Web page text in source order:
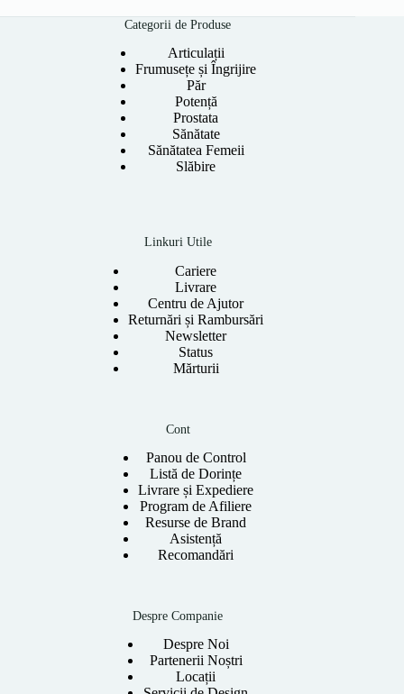
Categorii de Produse
Articulații
Frumusețe și Îngrijire
Păr
Potență
Prostata
Sănătate
Sănătatea Femeii
Slăbire
Linkuri Utile
Cariere
Livrare
Centru de Ajutor
Returnări și Rambursări
Newsletter
Status
Mărturii
Cont
Panou de Control
Listă de Dorințe
Livrare și Expediere
Program de Afiliere
Resurse de Brand
Asistență
Recomandări
Despre Companie
Despre Noi
Partenerii Noștri
Locații